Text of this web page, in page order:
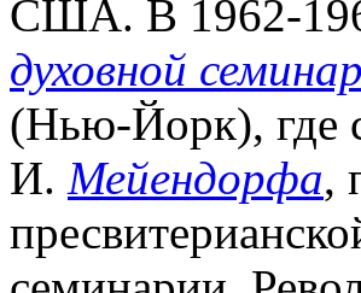
США. В 1962-
духовной
(Нью-Йорк), где
И. Мейендорфа,